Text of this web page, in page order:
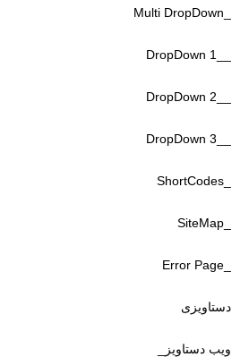
دستاویزی
ویب دستاویز_